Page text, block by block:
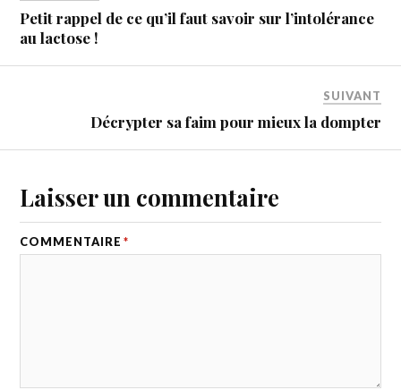
Petit rappel de ce qu’il faut savoir sur l’intolérance
au lactose !
SUIVANT
Décrypter sa faim pour mieux la dompter
Laisser un commentaire
COMMENTAIRE *